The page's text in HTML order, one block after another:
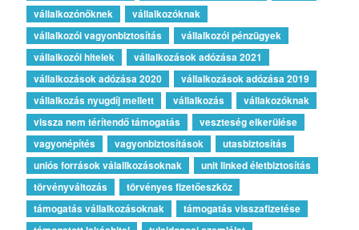
vállalkozónőknek
vállalkozóknak
vállalkozói vagyonbiztosítás
vállalkozói pénzügyek
vállalkozói hitelek
vállalkozások adózása 2021
vállalkozások adózása 2020
vállalkozások adózása 2019
vállalkozás nyugdíj mellett
vállalkozás
vállakozóknak
vissza nem térítendő támogatás
veszteség elkerülése
vagyonépítés
vagyonbiztosítások
utasbiztosítás
uniós források válallkozásoknak
unit linked életbiztosítás
törvényváltozás
törvényes fizetőeszköz
támogatás vállalkozásoknak
támogatás visszafizetése